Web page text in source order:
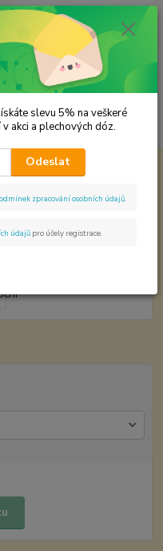
Menu
Hledat
ks
za 0,00 Kč
vajíčko
slevu 5% na veškeré
akci a plechových dóz.
Odeslat
zpracování osobních údajů
údajů pro účely registrace.